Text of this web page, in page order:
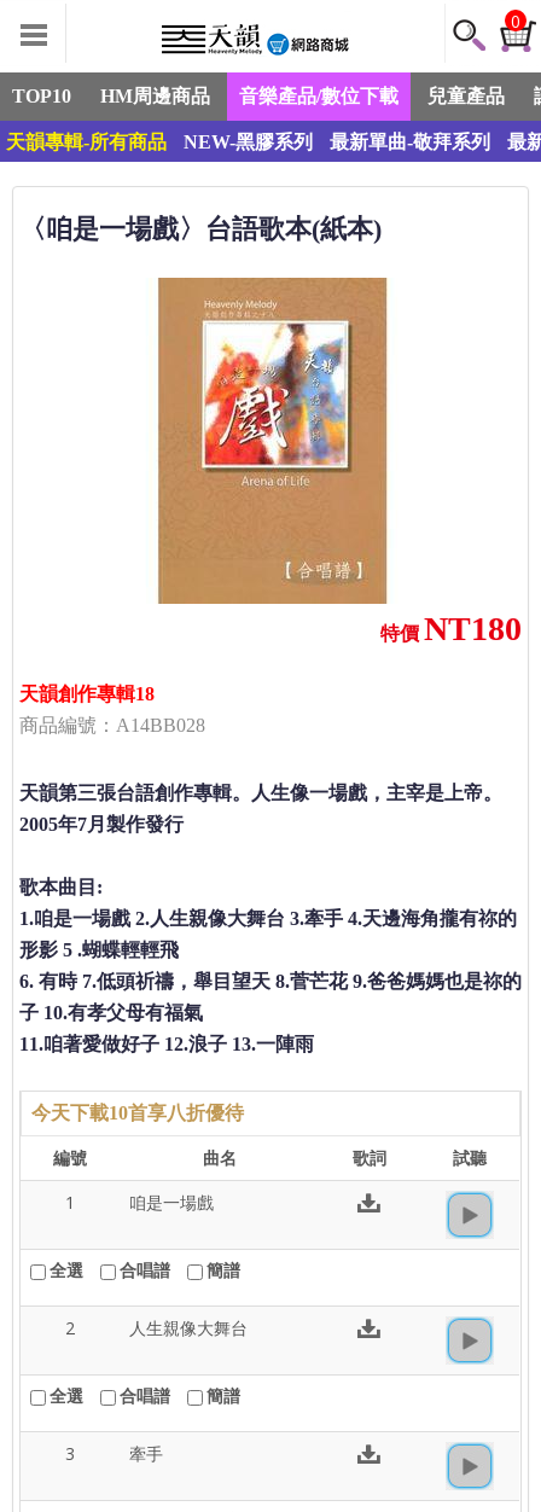
0
TOP10 HM周邊商品 音樂產品/數位下載 兒童產品
天韻專輯-所有商品 NEW-黑膠系列 最新單曲-敬拜系列 最
〈咱是一場戲〉台語歌本(紙本)
特價 NT180
天韻創作專輯18
商品編號：A14BB028
天韻第三張台語創作專輯。人生像一場戲，主宰是上帝。
2005年7月製作發行
歌本曲目:
1.咱是一場戲 2.人生親像大舞台 3.牽手 4.天邊海角攏有祢的
形影 5 .蝴蝶輕輕飛
6. 有時 7.低頭祈禱，舉目望天 8.菅芒花 9.爸爸媽媽也是祢的
子 10.有孝父母有福氣
11.咱著愛做好子 12.浪子 13.一陣雨
今天下載10首享八折優待
編號 曲名 歌詞
試聽
1
咱是一場戲
全選 合唱譜 簡譜
2 人生親像大舞台
全選 合唱譜 簡譜
3 牽手